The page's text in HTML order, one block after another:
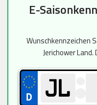
E-
Wunschkennzeichen
Jerichower